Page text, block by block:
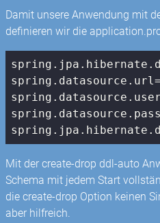
Damit unsere Anwendung mit
definieren wir die
Mit der create-drop ddl-auto
Schema mit jedem Start
die create-drop Option keinen
aber hilfreich.